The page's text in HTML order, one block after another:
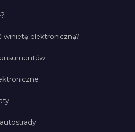
winietę elektroniczną?